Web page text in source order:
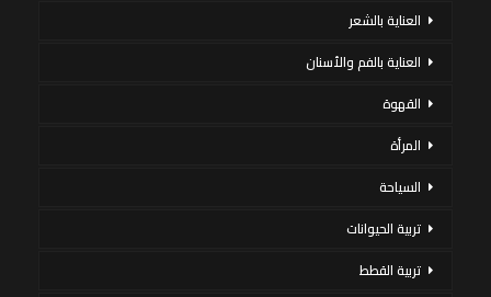
العناية بالشعر
العناية بالفم والأسنان
القهوة
المرأة
السياحة
تربية الحيوانات
تربية القطط